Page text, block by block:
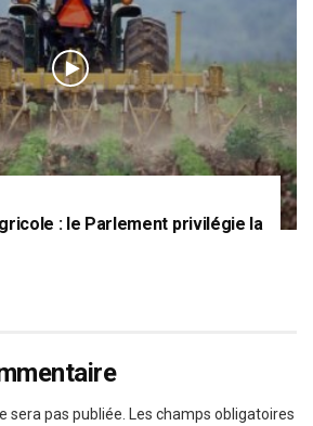
: le Parlement privilégie la
sera pas publiée.
Les champs obligatoires